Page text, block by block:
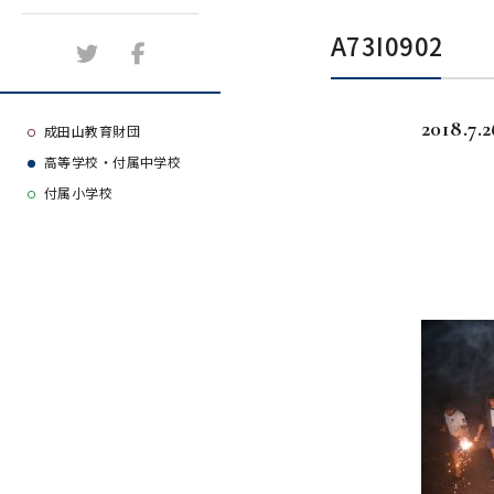
施設紹介
よくある質問
大学等合格実績
成田山教育財団
高等学校・付属中学校
付属小学校
A73I0902